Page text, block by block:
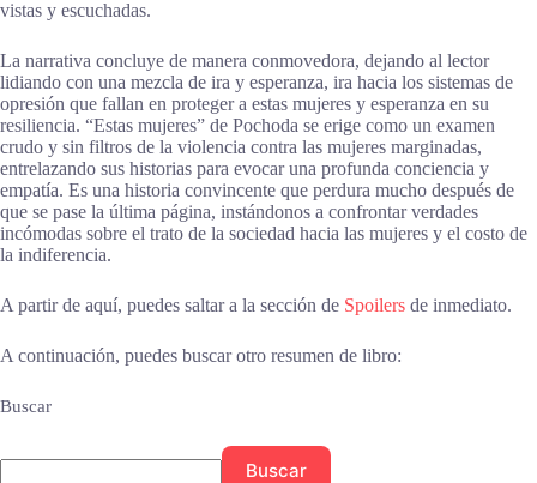
vistas y escuchadas.
La narrativa concluye de manera conmovedora, dejando al lector
lidiando con una mezcla de ira y esperanza, ira hacia los sistemas de
opresión que fallan en proteger a estas mujeres y esperanza en su
resiliencia. “Estas mujeres” de Pochoda se erige como un examen
crudo y sin filtros de la violencia contra las mujeres marginadas,
entrelazando sus historias para evocar una profunda conciencia y
empatía. Es una historia convincente que perdura mucho después de
que se pase la última página, instándonos a confrontar verdades
incómodas sobre el trato de la sociedad hacia las mujeres y el costo de
la indiferencia.
A partir de aquí, puedes saltar a la sección de Spoilers de inmediato.
A continuación, puedes buscar otro resumen de libro:
Buscar
Buscar